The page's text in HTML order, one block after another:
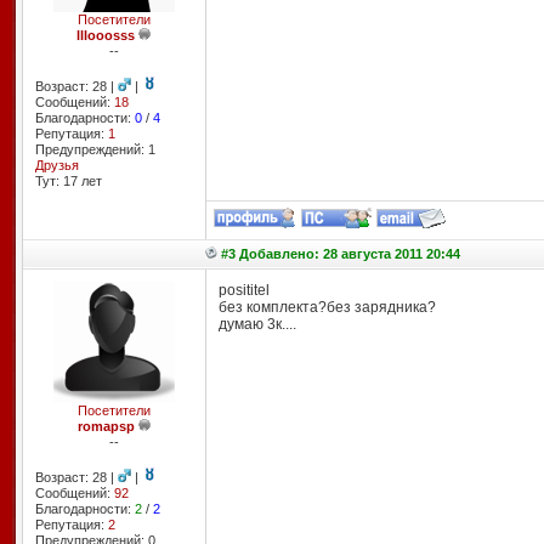
Посетители
lllooosss
--
Возраст: 28 |
|
Сообщений: 18
Благодарности: 0/ 4
Репутация: 1
Предупреждений: 1
Друзья
Тут: 17 лет
#3 Добавлено: 28 августа 2011 20:44
Посетители
romapsp
--
Возраст: 28 |
|
Сообщений: 92
Благодарности: 2/ 2
Репутация: 2
Предупреждений: 0
posititel
без комплекта?без зарядника?
думаю 3к....